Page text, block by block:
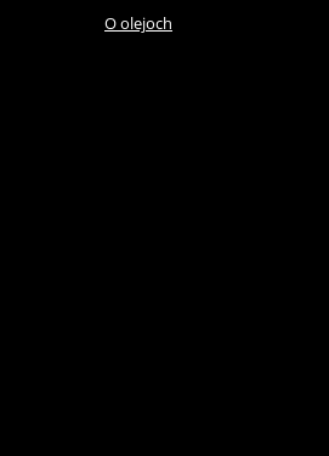
O olejoch